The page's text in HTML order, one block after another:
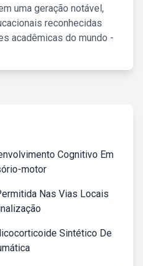
uma geração notável,
reconhecidas
acadêmicas do mundo -
Cognitivo Em
motor
Nas Vias Locais
Sintético De